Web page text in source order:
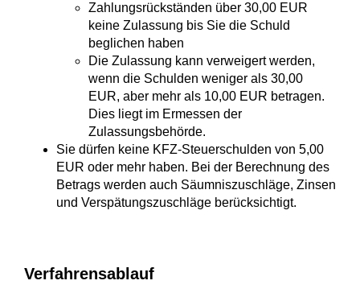
Zahlungsrückständen über 30,00 EUR
keine Zulassung bis Sie die Schuld
beglichen haben
Die Zulassung kann verweigert werden,
wenn die Schulden weniger als 30,00
EUR, aber mehr als 10,00 EUR betragen.
Dies liegt im Ermessen der
Zulassungsbehörde.
Sie dürfen keine KFZ-Steuerschulden von 5,00
EUR oder mehr haben. Bei der Berechnung des
Betrags werden auch Säumniszuschläge, Zinsen
und Verspätungszuschläge berücksichtigt.
Verfahrensablauf